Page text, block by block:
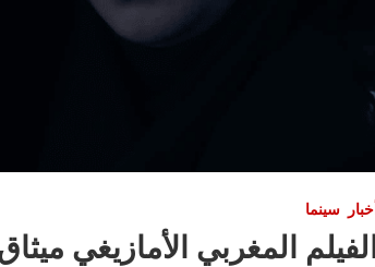
أخبار سينما
الفيلم المغربي الأمازيغي